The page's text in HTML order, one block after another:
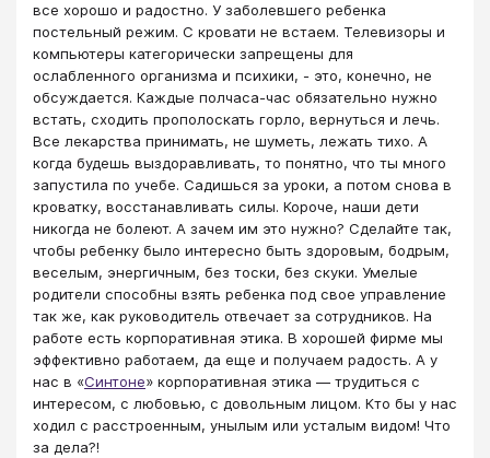
все хорошо и радостно. У заболевшего ребенка
постельный режим. С кровати не встаем. Телевизоры и
компьютеры категорически запрещены для
ослабленного организма и психики, - это, конечно, не
обсуждается. Каждые полчаса-час обязательно нужно
встать, сходить прополоскать горло, вернуться и лечь.
Все лекарства принимать, не шуметь, лежать тихо. А
когда будешь выздоравливать, то понятно, что ты много
запустила по учебе. Садишься за уроки, а потом снова в
кроватку, восстанавливать силы. Короче, наши дети
никогда не болеют. А зачем им это нужно? Сделайте так,
чтобы ребенку было интересно быть здоровым, бодрым,
веселым, энергичным, без тоски, без скуки. Умелые
родители способны взять ребенка под свое управление
так же, как руководитель отвечает за сотрудников. На
работе есть корпоративная этика. В хорошей фирме мы
эффективно работаем, да еще и получаем радость. А у
нас в «Синтоне» корпоративная этика — трудиться с
интересом, с любовью, с довольным лицом. Кто бы у нас
ходил с расстроенным, унылым или усталым видом! Что
за дела?!